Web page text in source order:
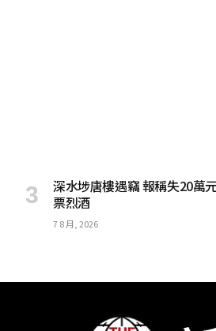
深水埗唐樓遇竊 報稱失20萬
票烈酒
7 8 月, 2026